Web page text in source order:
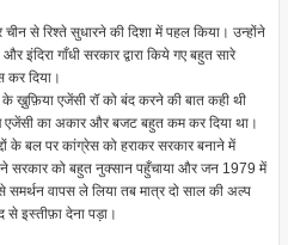
चीन से रिश्ते सुधारने की दिशा में पहल किया। उन्होंने
इंदिरा गाँधी सरकार द्वारा किये गए बहुत सारे
दिया।
के ख़ुफ़िया एजेंसी रॉ को बंद करने की बात कही थी
एजेंसी का अकार और बजट बहुत कम कर दिया था।
के बल पर कांग्रेस को हराकर सरकार बनाने में
को बहुत नुक्सान पहुँचाया और जन 1979 में
समर्थन वापस ले लिया तब मात्र दो साल की अल्प
से इस्तीफ़ा देना पड़ा।